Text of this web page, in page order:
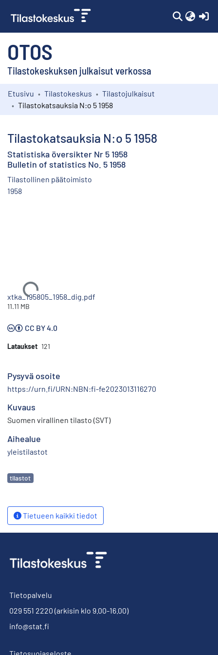
OTOS
Tilastokeskuksen julkaisut verkossa
Kokoelmat
Etusivu Tilastokeskus
Tilastojulkaisut
Tilastokatsauksia N:o 5 1958
Tilastokatsauksia N:o 5 1958
Statistiska översikter Nr 5 1958
Bulletin of statistics No. 5 1958
Tilastollinen päätoimisto
1958
Ladataan...
xtka_195805_1958_dig.pdf
11.11 MB
CC BY 4.0
Lataukset 121
Pysyvä osoite
https://urn.fi/URN:NBN:fi-fe2023013116270
Kuvaus
Suomen virallinen tilasto (SVT)
Aihealue
yleistilastot
Avainsanat
tilastot
Tietueen kaikki tiedot
Tietopalvelu
029 551 2220 (arkisin klo 9.00-16.00)
info@stat.fi